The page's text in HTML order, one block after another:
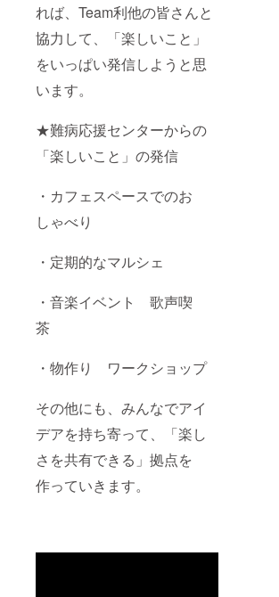
れば、Team利他の皆さんと
協力して、「楽しいこと」
をいっぱい発信しようと思
います。
★難病応援センターからの
「楽しいこと」の発信
・カフェスペースでのお
しゃべり
・定期的なマルシェ
・音楽イベント 歌声喫
茶
・物作り ワークショップ
その他にも、みんなでアイ
デアを持ち寄って、「楽し
さを共有できる」拠点を
作っていきます。